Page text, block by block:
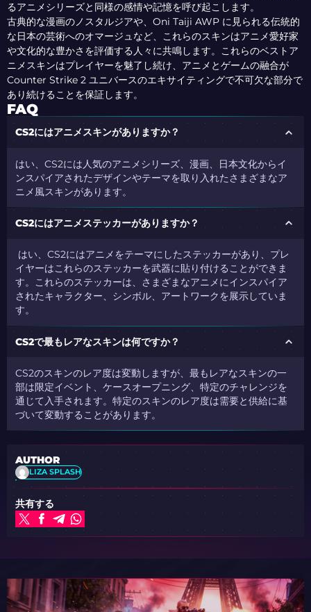
るアニメシリーズと同様の感情や記憶を呼び起こします。
古典的な漫画のノスタルジアや、Oni Taiji AWP に見られる伝統的
な日本の芸術へのオマージュなど、これらのスキンはアニメ愛好家
や文化的な豊かさを評価する人々に共鳴します。これらのベストア
ニメスキンはプレイヤーを魅了し続け、アニメとゲームの融合が
Counter Strike 2 ユニバースのエキサイティングで不可欠な部分で
あり続けることを保証します。
FAQ
CS2にはアニメスキンがありますか？
はい、CS2には人気のアニメシリーズ、漫画、日本文化からイ
ンスパイアされたデザインやテーマを取り入れたさまざまなア
ニメ風スキンがあります。
CS2にはアニメステッカーがありますか？
はい、CS2にはアニメをテーマにしたステッカーがあり、プレ
イヤーはこれらのステッカーを武器に貼り付けることができま
す。これらのステッカーは、さまざまなアニメにインスパイア
されたキャラクター、シンボル、アートワークを展示していま
す。
CS2で最もレアなスキンは何ですか？
CS2のスキンのレア度は変動しますが、最もレアなスキンの一
部は限定イベント、ケースオープニング、特定のチャレンジを
通じて入手されます。特定のスキンのレア度は需要と供給に基
づいて変動することがあります。
AUTHOR
LIZA SPLASH
共有する